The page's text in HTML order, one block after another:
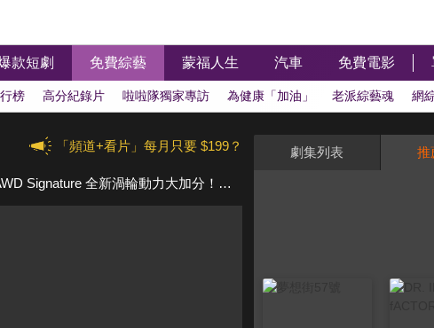
款短劇 免費綜藝 蒙福人生 汽車 免費電影
榜 高分紀錄片 啦啦隊獨家專訪 為健康「加油」 老派綜藝魂 網
「頻道+看片」每月只要 $199？
【2.5升渦輪引擎▕ 試過回不去了?】Mazda CX-5上路 ：25T AWD Signature 全新渦輪動力大加分！跟 Sport edition同場較勁 怎麼選？
劇集列表 推